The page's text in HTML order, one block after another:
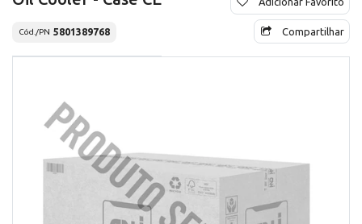
Cód./PN 5801389768 Compartilhar